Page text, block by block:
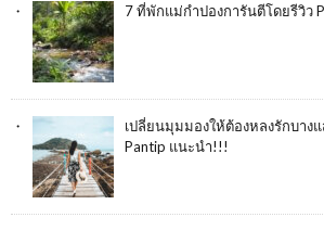
7 ที่พักแม่กำปองการันตีโดยรีวิว
เปลี่ยนมุมมองให้ต้องหลงรักบาง
Pantip แนะนำ!!!